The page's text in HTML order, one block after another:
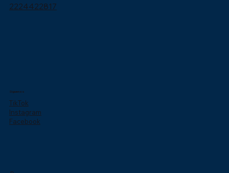
2224422817
Síguenos
TikTok
Instagram
Facebook